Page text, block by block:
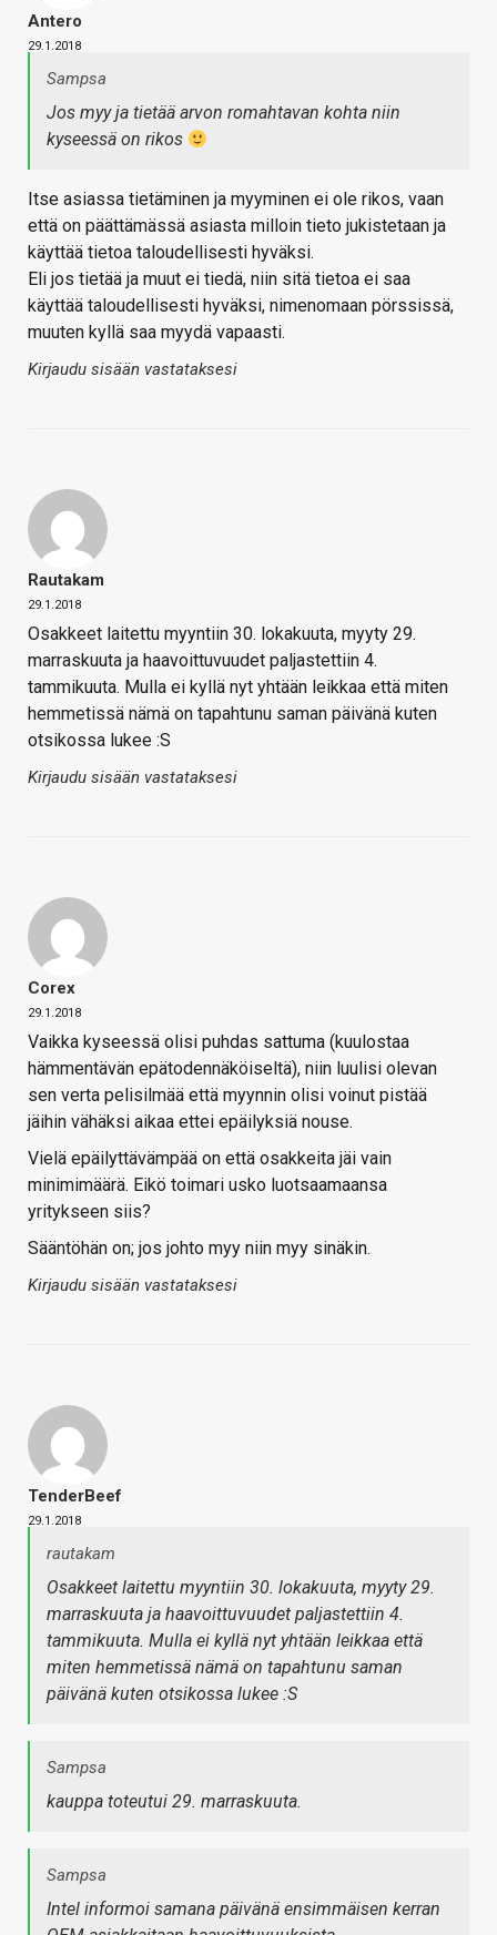
Antero
29.1.2018
Sampsa
Jos myy ja tietää arvon romahtavan kohta niin
kyseessä on rikos
Itse asiassa tietäminen ja myyminen ei ole rikos, vaan
että on päättämässä asiasta milloin tieto jukistetaan ja
käyttää tietoa taloudellisesti hyväksi.
Eli jos tietää ja muut ei tiedä, niin sitä tietoa ei saa
käyttää taloudellisesti hyväksi, nimenomaan pörssissä,
muuten kyllä saa myydä vapaasti.
Kirjaudu sisään vastataksesi
Rautakam
29.1.2018
Osakkeet laitettu myyntiin 30. lokakuuta, myyty 29.
marraskuuta ja haavoittuvuudet paljastettiin 4.
tammikuuta. Mulla ei kyllä nyt yhtään leikkaa että miten
hemmetissä nämä on tapahtunu saman päivänä kuten
otsikossa lukee :S
Kirjaudu sisään vastataksesi
Corex
29.1.2018
Vaikka kyseessä olisi puhdas sattuma (kuulostaa
hämmentävän epätodennäköiseltä), niin luulisi olevan
sen verta pelisilmää että myynnin olisi voinut pistää
jäihin vähäksi aikaa ettei epäilyksiä nouse.
Vielä epäilyttävämpää on että osakkeita jäi vain
minimimäärä. Eikö toimari usko luotsaamaansa
yritykseen siis?
Sääntöhän on; jos johto myy niin myy sinäkin.
Kirjaudu sisään vastataksesi
TenderBeef
29.1.2018
rautakam
Osakkeet laitettu myyntiin 30. lokakuuta, myyty 29.
marraskuuta ja haavoittuvuudet paljastettiin 4.
tammikuuta. Mulla ei kyllä nyt yhtään leikkaa että
miten hemmetissä nämä on tapahtunu saman
päivänä kuten otsikossa lukee :S
Sampsa
kauppa toteutui 29. marraskuuta.
Sampsa
Intel informoi samana päivänä ensimmäisen kerran